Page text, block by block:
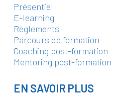
Présentiel
E-learning
Règlements
Parcours de formation
Coaching post-formation
Mentoring post-formation
EN SAVOIR PLUS